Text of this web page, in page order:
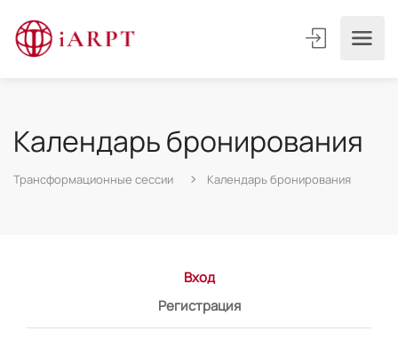
Календарь бронирования
Трансформационные сессии Календарь бронирования
Вход
Регистрация